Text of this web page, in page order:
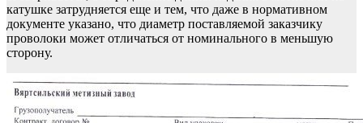
катушке затрудняется еще и тем, что даже в нормативном
документе указано, что диаметр поставляемой заказчику
проволоки может отличаться от номинального в меньшую
сторону.